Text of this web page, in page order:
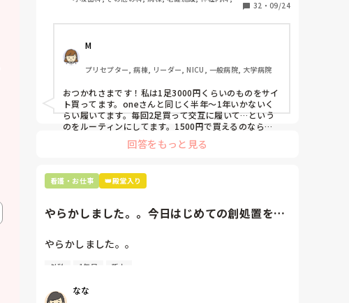
わたしの職場の指定は「白のスニーカー」。
すぐに汚くなるので1,500円は絶対に超えたくない思
た時に買って半年〜1年未満で交換しています。
職場の人が「ナースシューズに3000円以上は出せな
い」って言ってて、わたしの倍額は出せるのか！とび
っくりしたので、世の皆さんはどうなのかなと…🤔
32 ・ 09/24
M
プリセプター, 病棟, リーダー, NICU, 一般病院, 大学病院
おつかれさまです！私は1足3000円くらいのものをサイ
ト買ってます。oneさんと同じく半年〜1年いかないく
らい履いてます。毎回2足買って交互に履いて…という
のをルーティンにしてます。1500円で買えるのなら私
も絶対そっちにしてると思うので良い買い物されてて羨
ましいです！(笑)回答をもっと見る
看護・お仕事 👑殿堂入り
やらかしました。。今日はじめての創処置をし
やらかしました。。
今日はじめての創処置をしました。
ゴミと一緒に、ノリで鑷子達を捨てました。。
外科 1年目 新人
なな